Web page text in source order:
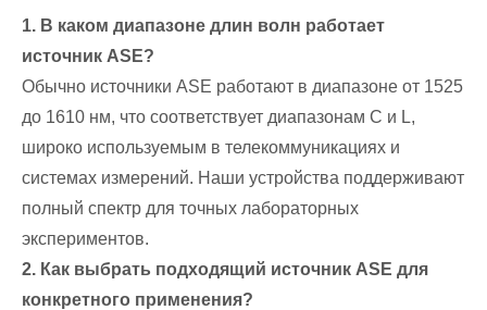
1. В каком диапазоне длин волн работает
источник ASE?
Обычно источники ASE работают в диапазоне от 1525
до 1610 нм, что соответствует диапазонам C и L,
широко используемым в телекоммуникациях и
системах измерений. Наши устройства поддерживают
полный спектр для точных лабораторных
экспериментов.
2. Как выбрать подходящий источник ASE для
конкретного применения?